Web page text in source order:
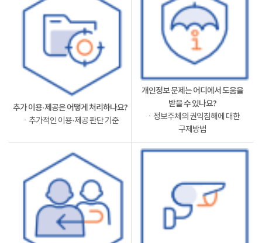
추가 이용·제공은 어떻게 처리하나요?
ㆍ추가적인 이용·제공 판단 기준
개인정보 문제는 어디에서 도움을
받을 수 있나요?
ㆍ정보주체의 권익침해에 대한
구제방법